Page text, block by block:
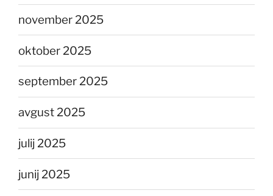
november 2025
oktober 2025
september 2025
avgust 2025
julij 2025
junij 2025